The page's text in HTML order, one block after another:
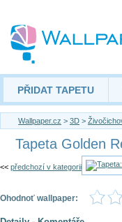
PŘIDAT TAPETU
Wallpaper.cz > 3D >
Tapeta Golden
<< předchozí v kategorii
Ohodnoť wallpaper: